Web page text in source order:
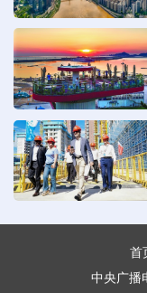
首
中央广播